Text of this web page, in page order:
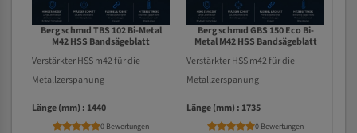
Berg schmıd TBS 102 Bi-Metal
M42 HSS Bandsägeblatt
Verstärkter HSS m42 für die
Metallzerspanung
Länge (mm) : 1440
0 Bewertungen
Berg schmıd GBS 150 Eco Bi-
Metal M42 HSS Bandsägeblatt
Verstärkter HSS m42 für die
Metallzerspanung
Länge (mm) : 1735
0 Bewertungen